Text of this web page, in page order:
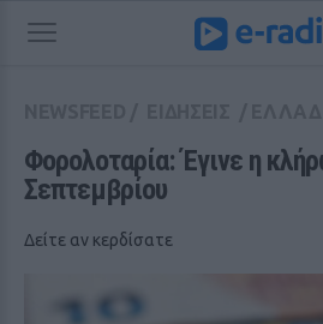
Φορολοταρία: Έγινε η
Σεπτεμβρίου
Δείτε αν κερδίσατε